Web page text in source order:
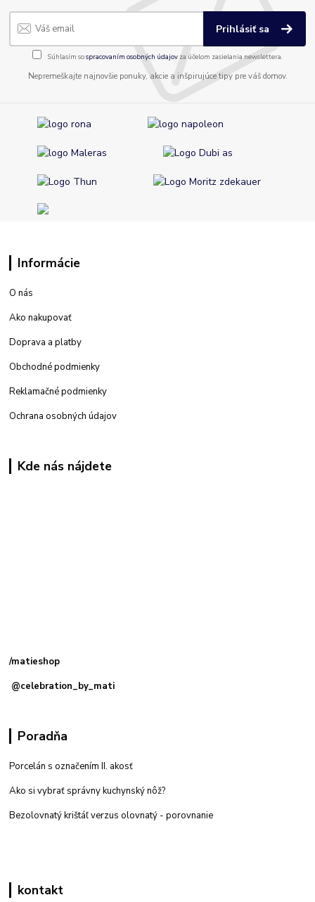
Prihlásiť sa
Súhlasím sospracovaním osobných údajov za účelom zasielania newslettera.
Nepremeškajte najnovšie ponuky, akcie a inšpirujúce tipy pre váš domov.
Informácie
O nás
Ako nakupovať
Doprava a platby
Obchodné podmienky
Reklamačné podmienky
Ochrana osobných údajov
Kde nás nájdete
/matieshop
@celebration_by_mati
Poradňa
Porcelán s označením II. akosť
Ako si vybrať správny kuchynský nôž?
Bezolovnatý krištáľ verzus olovnatý - porovnanie
kontakt